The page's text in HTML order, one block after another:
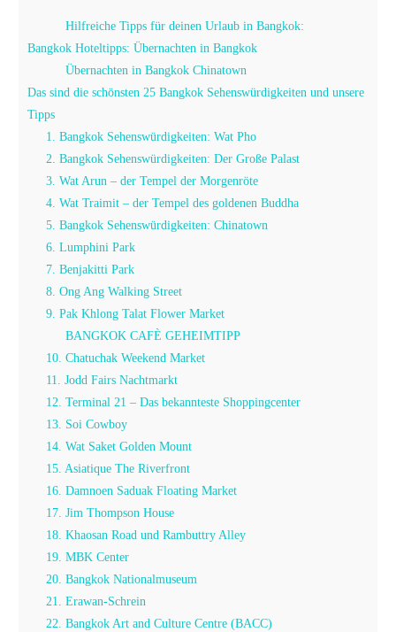
Hilfreiche Tipps für deinen Urlaub in Bangkok:
Bangkok Hoteltipps: Übernachten in Bangkok
Übernachten in Bangkok Chinatown
Das sind die schönsten 25 Bangkok Sehenswürdigkeiten und unsere
Tipps
1. Bangkok Sehenswürdigkeiten: Wat Pho
2. Bangkok Sehenswürdigkeiten: Der Große Palast
3. Wat Arun – der Tempel der Morgenröte
4. Wat Traimit – der Tempel des goldenen Buddha
5. Bangkok Sehenswürdigkeiten: Chinatown
6. Lumphini Park
7. Benjakitti Park
8. Ong Ang Walking Street
9. Pak Khlong Talat Flower Market
BANGKOK CAFÈ GEHEIMTIPP
10. Chatuchak Weekend Market
11. Jodd Fairs Nachtmarkt
12. Terminal 21 – Das bekannteste Shoppingcenter
13. Soi Cowboy
14. Wat Saket Golden Mount
15. Asiatique The Riverfront
16. Damnoen Saduak Floating Market
17. Jim Thompson House
18. Khaosan Road und Rambuttry Alley
19. MBK Center
20. Bangkok Nationalmuseum
21. Erawan-Schrein
22. Bangkok Art and Culture Centre (BACC)